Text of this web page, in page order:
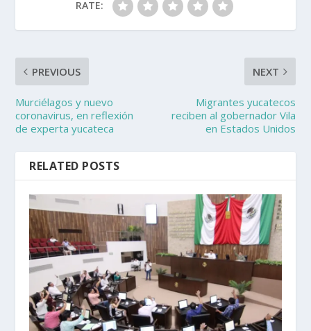
RATE:
PREVIOUS
Murciélagos y nuevo
coronavirus, en reflexión
de experta yucateca
NEXT
Migrantes yucatecos
reciben al gobernador Vila
en Estados Unidos
RELATED POSTS